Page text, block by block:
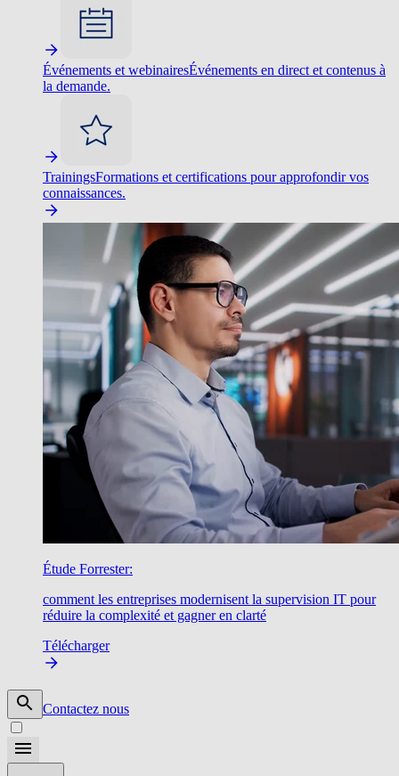
Événements et webinairesÉvénements en direct et contenus à
la demande.
TrainingsFormations et certifications pour approfondir vos
connaissances.
Étude Forrester:
comment les entreprises modernisent la supervision IT pour
réduire la complexité et gagner en clarté
Télécharger
Contactez nous